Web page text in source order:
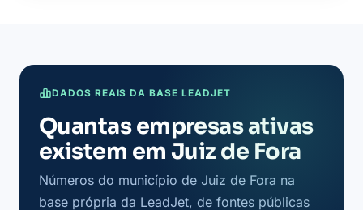
DADOS REAIS DA BASE LEADJET
Quantas empresas ativas
existem em Juiz de Fora
Números do município de Juiz de Fora na
base própria da LeadJet, de fontes públicas